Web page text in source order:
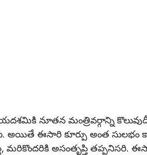
నూతన మంత్రివర్గాన్ని
అయితే ఈసారి కూర్పు అంత
మరికొందరికి అసంతృప్తి